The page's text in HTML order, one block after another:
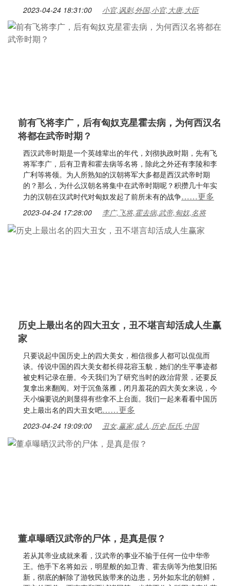
2023-04-24 18:31:00 小官,讽刺,外国,小官,大唐,大臣
前有飞将李广，后有匈奴克星霍去病，为何西汉名
将都在武帝时期？
西汉武帝时期是一个英雄辈出的年代，刘彻执政时期，先有飞
将军李广，后有卫青和霍去病等名将，除此之外还有李陵和李
广利等将领。为人所熟知的汉朝将军大多都是西汉武帝时期
的？那么，为什么汉朝名将集中在武帝时期呢？积攒几十年实
力的汉朝在汉武时代对匈奴发起了前所未有的战争……更多
2023-04-24 17:28:00 李广,飞将,霍去病,武帝,匈奴,名将
历史上最出名的四大丑女，丑不堪言却活成人生赢
家
只要说起中国历史上的四大美女，相信很多人都可以侃侃而
谈。传说中国的四大美女都长得花容玉貌，她们的生平事迹都
被史料记录在册。今天我们为了研究当时的政治背景，还要反
复拿出来翻阅。对于沉鱼落雁，闭月羞花的四大美女来说，今
天小编要说的则显得有些拿不上台面。我们一起来看看中国历
史上最出名的四大丑女吧……更多
2023-04-24 19:09:00 丑女,赢家,成人,历史,阮氏,中国
董卓曝晒汉武帝的尸体，是真是假？
若从其帝业成就来看，汉武帝的事业不输于任何一位中华帝
王。他手下名将如云，明星般的如卫青、霍去病等为他复旧拓
新，彻底的解除了游牧民族带来的边患，另外如东北的朝鲜，